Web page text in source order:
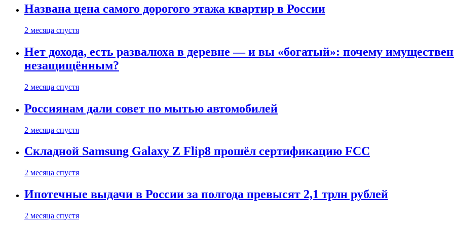
Названа цена самого дорогого этажа квартир в России
2 месяца спустя
Нет дохода, есть развалюха в деревне — и вы «богатый»: почему
незащищённым?
2 месяца спустя
Россиянам дали совет по мытью автомобилей
2 месяца спустя
Складной Samsung Galaxy Z Flip8 прошёл сертификацию FCC
2 месяца спустя
Ипотечные выдачи в России за полгода превысят 2,1 трлн рублей
2 месяца спустя